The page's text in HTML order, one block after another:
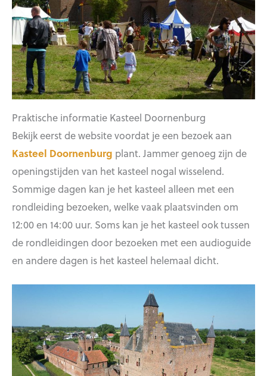
Praktische informatie Kasteel Doornenburg
Bekijk eerst de website voordat je een bezoek aan
Kasteel Doornenburg plant. Jammer genoeg zijn de
openingstijden van het kasteel nogal wisselend.
Sommige dagen kan je het kasteel alleen met een
rondleiding bezoeken, welke vaak plaatsvinden om
12:00 en 14:00 uur. Soms kan je het kasteel ook tussen
de rondleidingen door bezoeken met een audioguide
en andere dagen is het kasteel helemaal dicht.